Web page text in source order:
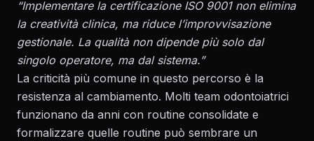
“Implementare la certificazione ISO 9001 non elimina
la creatività clinica, ma riduce l’improvvisazione
gestionale. La qualità non dipende più solo dal
singolo operatore, ma dal sistema.”
La criticità più comune in questo percorso è la
resistenza al cambiamento. Molti team odontoiatrici
funzionano da anni con routine consolidate e
formalizzare quelle routine può sembrare un